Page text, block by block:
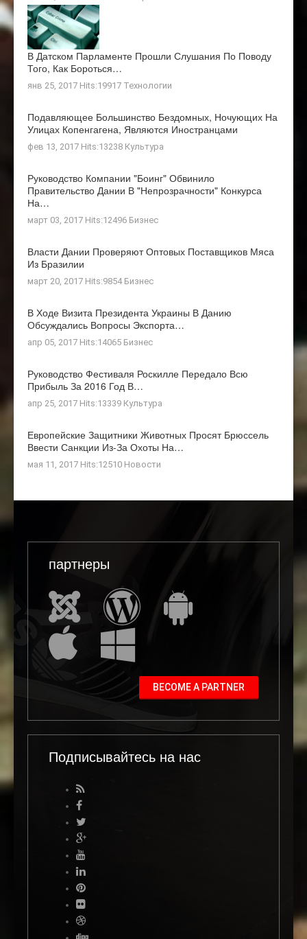
В Датском Парламенте Прошли Слушания По Поводу
Того, Как Бороться…
янв 25, 2017 Hits:19917 Технологии
Подавляющее Большинство Бездомных, Ночующих На
Улицах Копенгагена, Являются Иностранцами
фев 13, 2017 Hits:13238 Культура
Руководство Компании "Боинг" Обвинило
Правительство Дании В "непрозрачности" Конкурса
На…
март 03, 2017 Hits:12496 Бизнес
Власти Дании Проверяют Оптовых Поставщиков Мяса
Из Бразилии
март 20, 2017 Hits:9854 Бизнес
В Ходе Визита Президента Украины В Данию
Обсуждались Вопросы Экспорта…
апр 05, 2017 Hits:14065 Бизнес
Руководство Фестиваля Роскилле Передало Всю
Прибыль За 2016 Год В…
апр 25, 2017 Hits:13339 Культура
Европейские Защитники Животных Просят Брюссель
Ввести Санкции Из-За Охоты На…
мая 11, 2017 Hits:12510 Новости
партнеры
BECOME A PARTNER
Подписывайтесь на нас